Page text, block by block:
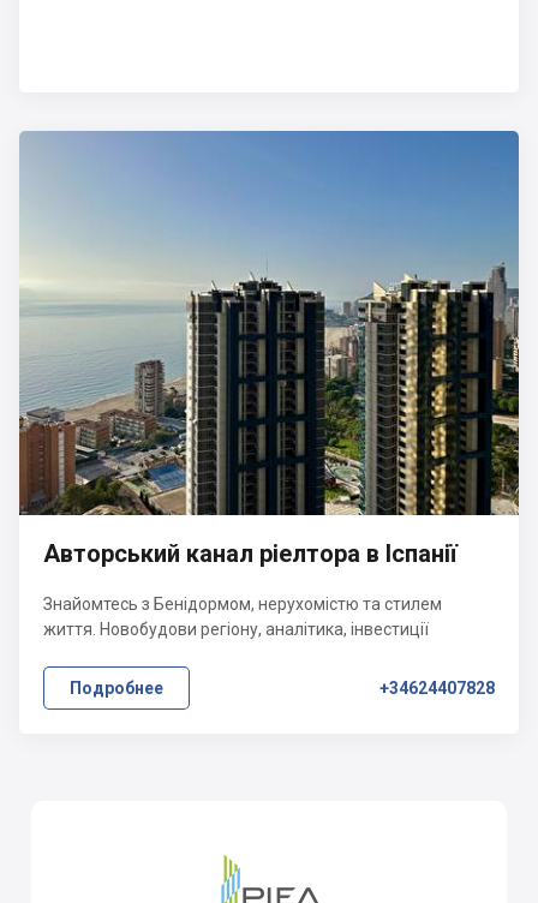
Авторський канал ріелтора в Іспанії
Знайомтесь з Бенідормом, нерухомістю та стилем
життя. Новобудови регіону, аналітика, інвестиції
Подробнее +34624407828